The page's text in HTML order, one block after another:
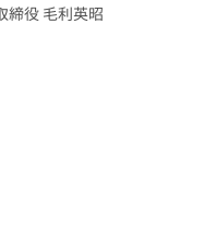
締役 毛利英昭